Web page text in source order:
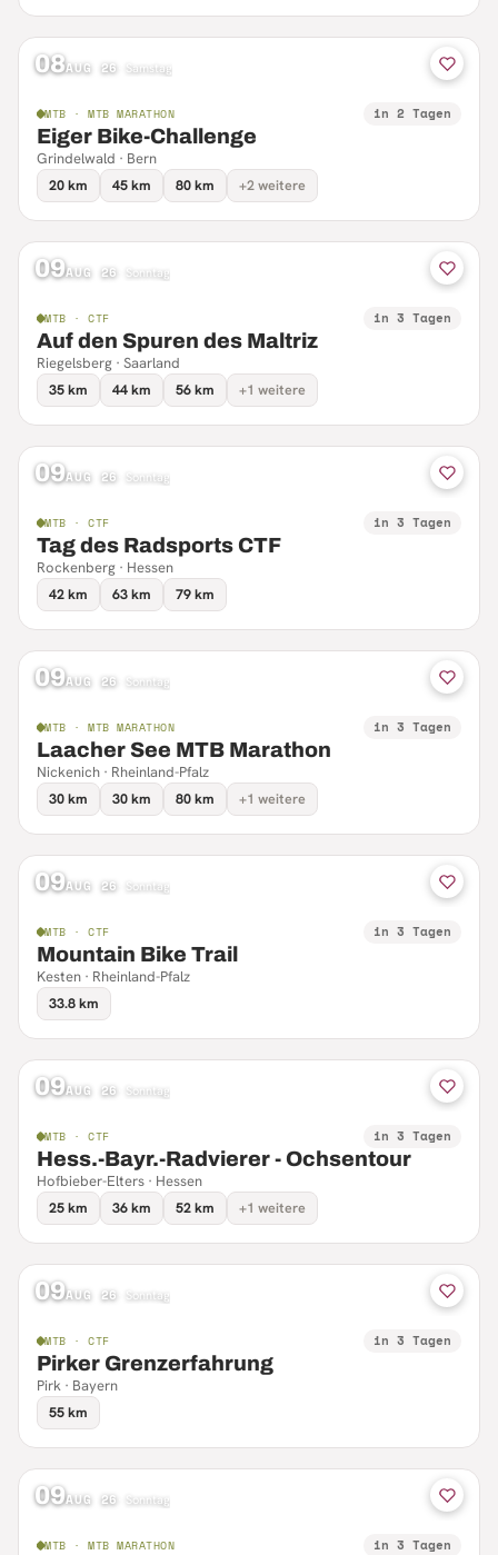
08AUG 26 Samstag
MTB · MTB MARATHON in 2 Tagen
Eiger Bike-Challenge
Grindelwald · Bern
20 km
45 km 80 km +2 weitere
09AUG 26 Sonntag
MTB · CTF in 3 Tagen
Auf den Spuren des Maltriz
Riegelsberg · Saarland
35 km
44 km 56 km +1 weitere
09AUG 26 Sonntag
MTB · CTF in 3 Tagen
Tag des Radsports CTF
Rockenberg · Hessen
42 km
63 km 79 km
09AUG 26 Sonntag
MTB · MTB MARATHON in 3 Tagen
Laacher See MTB Marathon
Nickenich · Rheinland-Pfalz
30 km
30 km 80 km +1 weitere
09AUG 26 Sonntag
MTB · CTF in 3 Tagen
Mountain Bike Trail
Kesten · Rheinland-Pfalz
33.8 km
09AUG 26 Sonntag
MTB · CTF in 3 Tagen
Hess.-Bayr.-Radvierer - Ochsentour
Hofbieber-Elters · Hessen
25 km
36 km 52 km +1 weitere
09AUG 26 Sonntag
MTB · CTF in 3 Tagen
Pirker Grenzerfahrung
Pirk · Bayern
55 km
09AUG 26 Sonntag
MTB · MTB MARATHON in 3 Tagen